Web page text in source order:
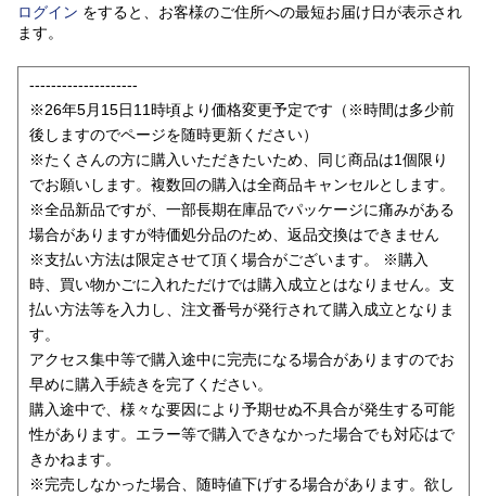
ログイン をすると、お客様のご住所への最短お届け日が表示され
ます。
--------------------
※26年5月15日11時頃より価格変更予定です（※時間は多少前
後しますのでページを随時更新ください）
※たくさんの方に購入いただきたいため、同じ商品は1個限り
でお願いします。複数回の購入は全商品キャンセルとします。
※全品新品ですが、一部長期在庫品でパッケージに痛みがある
場合がありますが特価処分品のため、返品交換はできません
※支払い方法は限定させて頂く場合がございます。 ※購入
時、買い物かごに入れただけでは購入成立とはなりません。支
払い方法等を入力し、注文番号が発行されて購入成立となりま
す。
アクセス集中等で購入途中に完売になる場合がありますのでお
早めに購入手続きを完了ください。
購入途中で、様々な要因により予期せぬ不具合が発生する可能
性があります。エラー等で購入できなかった場合でも対応はで
きかねます。
※完売しなかった場合、随時値下げする場合があります。欲し